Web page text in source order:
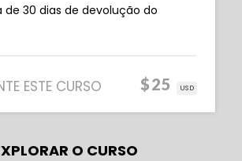
de 30 dias de devolução do
ESTE CURSO $25 USD
O CURSO